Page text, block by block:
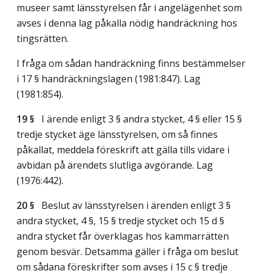
museer samt länsstyrelsen får i angelägenhet som
avses i denna lag påkalla nödig handräckning hos
tingsrätten.
I fråga om sådan handräckning finns bestämmelser
i 17 § handräckningslagen (1981:847). Lag
(1981:854).
19 § I ärende enligt 3 § andra stycket, 4 § eller 15 §
tredje stycket äge länsstyrelsen, om så finnes
påkallat, meddela föreskrift att gälla tills vidare i
avbidan på ärendets slutliga avgörande. Lag
(1976:442).
20 § Beslut av länsstyrelsen i ärenden enligt 3 §
andra stycket, 4 §, 15 § tredje stycket och 15 d §
andra stycket får överklagas hos kammarrätten
genom besvär. Detsamma gäller i fråga om beslut
om sådana föreskrifter som avses i 15 c § tredje